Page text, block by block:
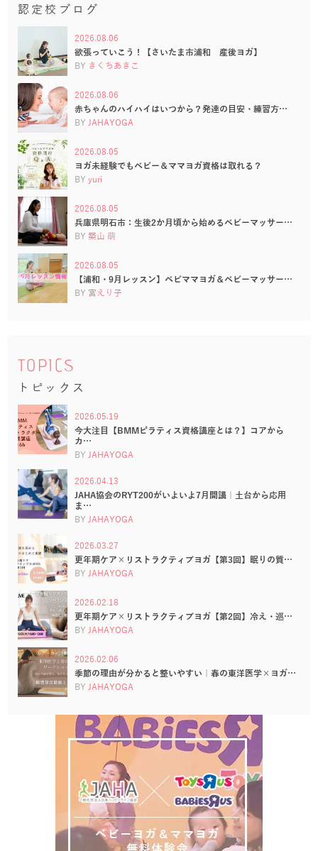
認定校ブログ
2026.08.06
欲張っていこう！【さいたま市浦和 産後ヨガ】
BY きくちあきこ
2026.08.06
赤ちゃんのハイハイはいつから？発達の目安・練習方…
BY JAHAYOGA
2026.08.05
ヨガ未経験でもベビー＆ママヨガ資格は取れる？
BY yuri
2026.08.05
兵庫県明石市：生後2か月頃から始めるベビーマッサー…
BY 築山 萌
2026.08.05
【浦和・9月レッスン】ベビママヨガ＆ベビーマッサー…
BY 宮えり子
TOPICS
トピックス
2026.05.19
今大注目【BMMピラティス資格講座とは？】コアから
カ…
BY JAHAYOGA
2026.04.13
JAHA協会のRYT200がいよいよ7月開講｜土台から応用
ま…
BY JAHAYOGA
2026.03.27
更年期ケア×リストラクティブヨガ【第3回】眠りの質…
BY JAHAYOGA
2026.02.18
更年期ケア×リストラクティブヨガ【第2回】冷え・巡…
BY JAHAYOGA
2026.02.06
季節の理由が分かると整いやすい｜春の東洋医学×ヨガ…
BY JAHAYOGA